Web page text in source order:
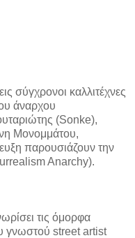
σύγχρονοι καλλιτέχνες
άναρχου
(Sonke),
Μονομμάτου,
παρουσιάζουν την
Anarchy).
τις όμορφα
γνωστού street artist